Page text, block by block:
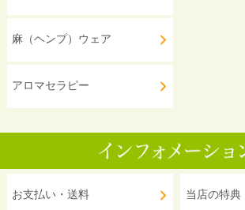
麻（ヘンプ）ウェア
アロマセラピー
お支払い・送料 当店の特典